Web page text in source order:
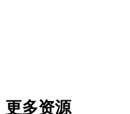
更多资源